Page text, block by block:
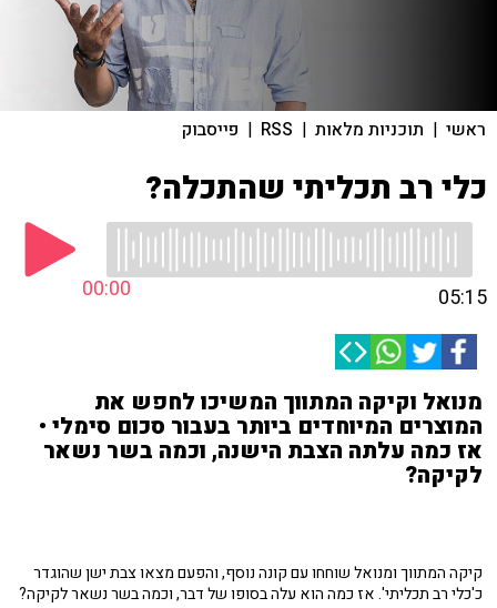
ראשי | תוכניות מלאות |
RSS
| פייסבוק
כלי רב תכליתי שהתכלה?
00:00 05:15
מנואל וקיקה המתווך המשיכו לחפש את
המוצרים המיוחדים ביותר בעבור סכום סימלי •
אז כמה עלתה הצבת הישנה, וכמה בשר נשאר
לקיקה?
קיקה המתווך ומנואל שוחחו עם קונה נוסף, והפעם מצאו צבת ישן שהוגדר
כ'כלי רב תכליתי'. אז כמה הוא עלה בסופו של דבר, וכמה בשר נשאר לקיקה?